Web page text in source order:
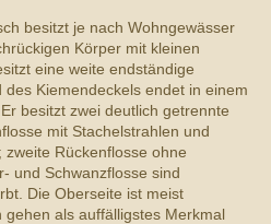
besitzt je nach Wohngewässer
Körper mit kleinen
eine weite endständige
Kiemendeckels endet in einem
besitzt zwei deutlich getrennte
mit Stachelstrahlen und
Rückenflosse ohne
und Schwanzflosse sind
Die Oberseite ist meist
als auffälligstes Merkmal